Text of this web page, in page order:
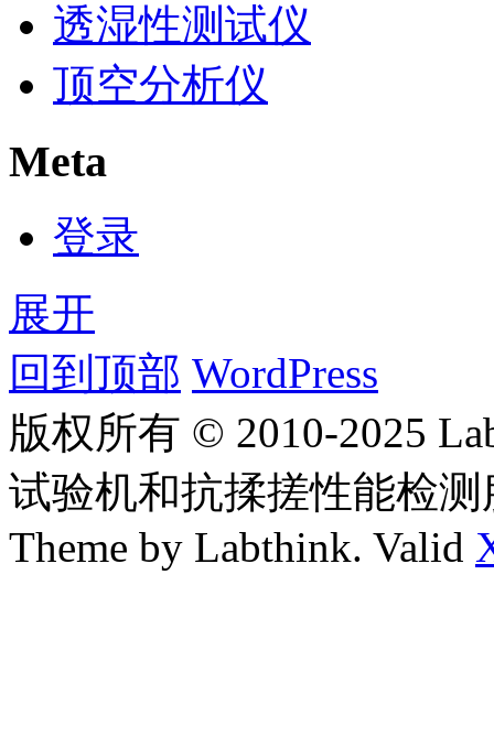
透湿性测试仪
顶空分析仪
Meta
登录
展开
回到顶部 WordPress
版权所有 © 2010-2025
试验机和抗揉搓性能检
Theme by Labthink. Valid